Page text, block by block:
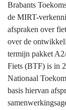
Brabants
de MIRT-
afspraken over
over de
termijn pakket
Fiets (BTF) is in
Nationaal
basis hiervan